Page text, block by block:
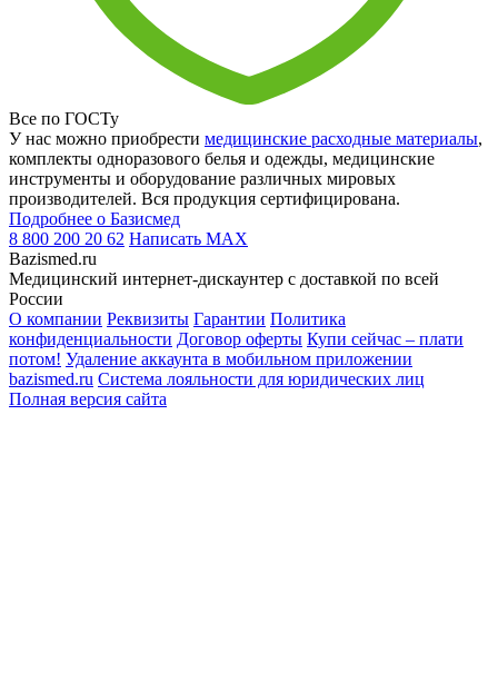
Все по ГОСТу
У нас можно приобрести медицинские расходные материалы,
комплекты одноразового белья и одежды, медицинские
инструменты и оборудование различных мировых
производителей. Вся продукция сертифицирована.
Подробнее о Базисмед
8 800 200 20 62 Написать MAX
Bazismed.ru
Медицинский интернет-дискаунтер с доставкой по всей
России
О компании Реквизиты Гарантии Политика
конфиденциальности Договор оферты Купи сейчас – плати
потом! Удаление аккаунта в мобильном приложении
bazismed.ru Система лояльности для юридических лиц
Полная версия сайта